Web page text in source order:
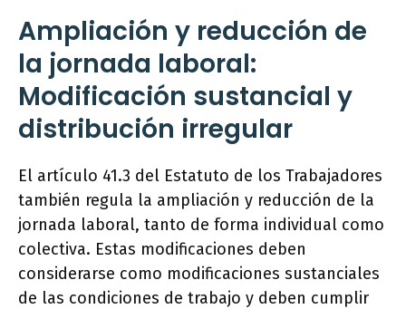
Ampliación y reducción de
la jornada laboral:
Modificación sustancial y
distribución irregular
El artículo 41.3 del Estatuto de los Trabajadores
también regula la ampliación y reducción de la
jornada laboral, tanto de forma individual como
colectiva. Estas modificaciones deben
considerarse como modificaciones sustanciales
de las condiciones de trabajo y deben cumplir